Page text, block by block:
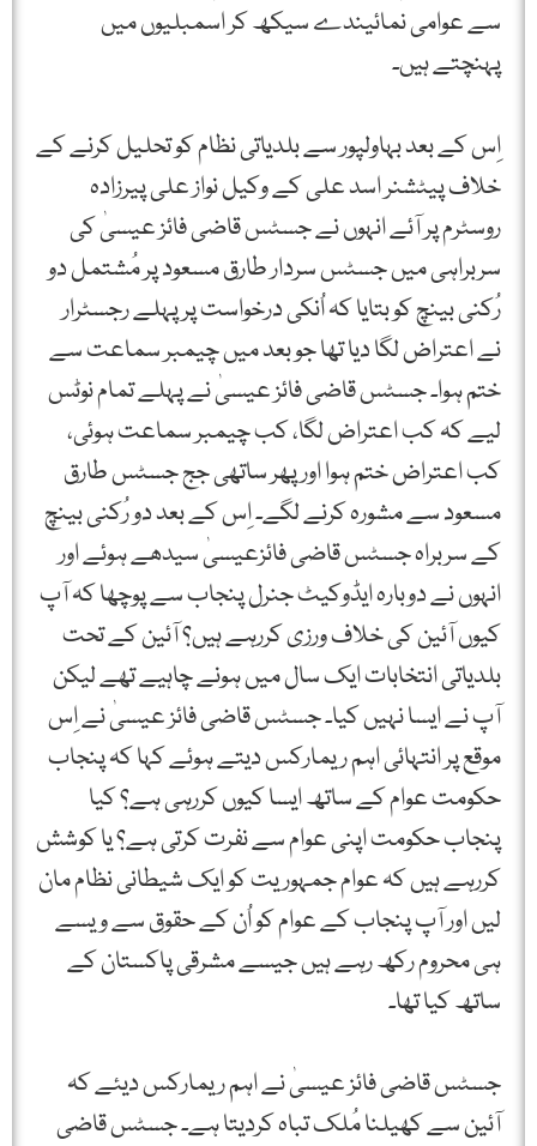
سے عوامی نمائیندے سیکھ کر اسمبلیوں میں
پہنچتے ہیں۔
اِس کے بعد بہاولپور سے بلدیاتی نظام کو تحلیل کرنے کے
خلاف پیٹشنر اسد علی کے وکیل نواز علی پیرزادہ
روسٹرم پر آئے انہوں نے جسٹس قاضی فائز عیسیٰ کی
سربراہی میں جسٹس سردار طارق مسعود پر مُشتمل دو
رُکنی بینچ کو بتایا کہ اُنکی درخواست پر پہلے رجسٹرار
نے اعتراض لگا دیا تھا جو بعد میں چیمبر سماعت سے
ختم ہوا۔ جسٹس قاضی فائز عیسیٰ نے پہلے تمام نوٹس
لیے کہ کب اعتراض لگا، کب چیمبر سماعت ہوئی،
کب اعتراض ختم ہوا اور پھر ساتھی جج جسٹس طارق
مسعود سے مشورہ کرنے لگے۔ اِس کے بعد دو رُکنی بینچ
کے سربراہ جسٹس قاضی فائزعیسیٰ سیدھے ہوئے اور
انہوں نے دوبارہ ایڈوکیٹ جنرل پنجاب سے پوچھا کہ آپ
کیوں آئین کی خلاف ورزی کررہے ہیں؟ آئین کے تحت
بلدیاتی انتخابات ایک سال میں ہونے چاہیے تھے لیکن
آپ نے ایسا نہیں کیا۔ جسٹس قاضی فائز عیسیٰ نے اِس
موقع پر انتہائی اہم ریمارکس دیتے ہوئے کہا کہ پنجاب
حکومت عوام کے ساتھ ایسا کیوں کررہی ہے؟ کیا
پنجاب حکومت اپنی عوام سے نفرت کرتی ہے؟ یا کوشش
کررہے ہیں کہ عوام جمہوریت کو ایک شیطانی نظام مان
لیں اور آپ پنجاب کے عوام کو اُن کے حقوق سے ویسے
ہی محروم رکھ رہے ہیں جیسے مشرقی پاکستان کے
ساتھ کیا تھا۔
جسٹس قاضی فائز عیسیٰ نے اہم ریمارکس دیئے کہ
آئین سے کھیلنا مُلک تباہ کردیتا ہے۔ جسٹس قاضی